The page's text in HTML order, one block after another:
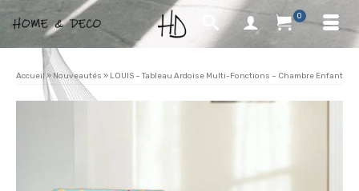
0
Accueil» Nouveautés » LOUIS – Tableau Ardoise Multi-Fonctions – Chambre Enfant